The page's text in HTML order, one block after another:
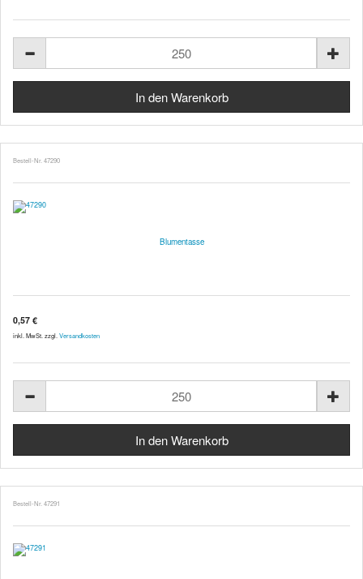
Bestell-Nr. 47290
Blumentasse
0,57 €
inkl. MwSt. zzgl. Versandkosten
Bestell-Nr. 47291